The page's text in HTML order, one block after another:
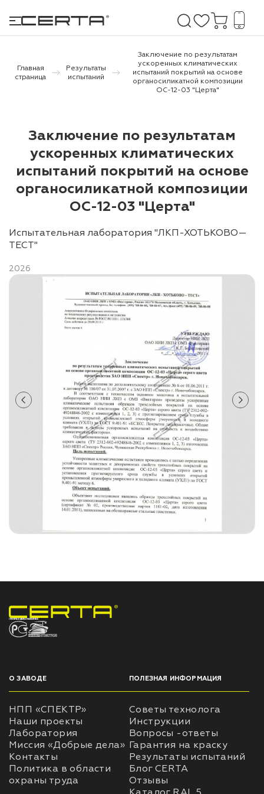
бетону,
по
и эмали
Главная
страница
Результаты
испытаний
Заключение по результатам
ускоренных климатических
испытаний покрытий на основе
органосиликатной композиции
ОС-12-03 "Церта"
Заключение по результатам
ускоренных климатических
испытаний покрытий на основе
органосиликатной композиции
ОС-12-03 "Церта"
Испытательная лаборатория "ЛКП-ХОТЬКОВО—
ТЕСТ"
2026
НПП «СПЕКТР» ЗАВОД ЛАКОКРАСОЧНЫХ МАТЕРИАЛОВ
О ЗАВОДЕ
НПП «СПЕКТР»
Наши проекты
Лаборатория
Миссия «Добрые дела»
Контакты
Политика в области
ПОЛЕЗНАЯ ИНФОРМАЦИЯ
Советы технолога
Инструкции
Вопросы -ответы
Гарантия на краску
Результаты испытаний
Блог CERTA
Отзывы